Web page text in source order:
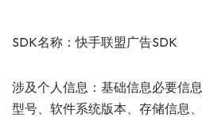
SDK名称：快手联盟广告SDK
涉及个人信息：基础信息必要信
型号、软件系统版本、存储信息